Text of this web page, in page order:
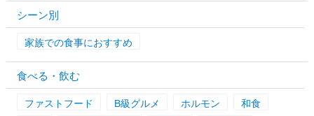
シーン別
家族での食事におすすめ
食べる・飲む
ファストフード B級グルメ ホルモン
和食